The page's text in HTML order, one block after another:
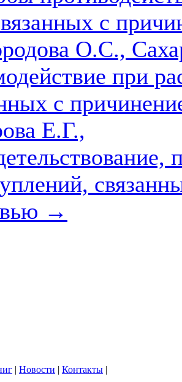
с
О.С.,
при
с
Е.Г.,
→
| Новости | Контакты |